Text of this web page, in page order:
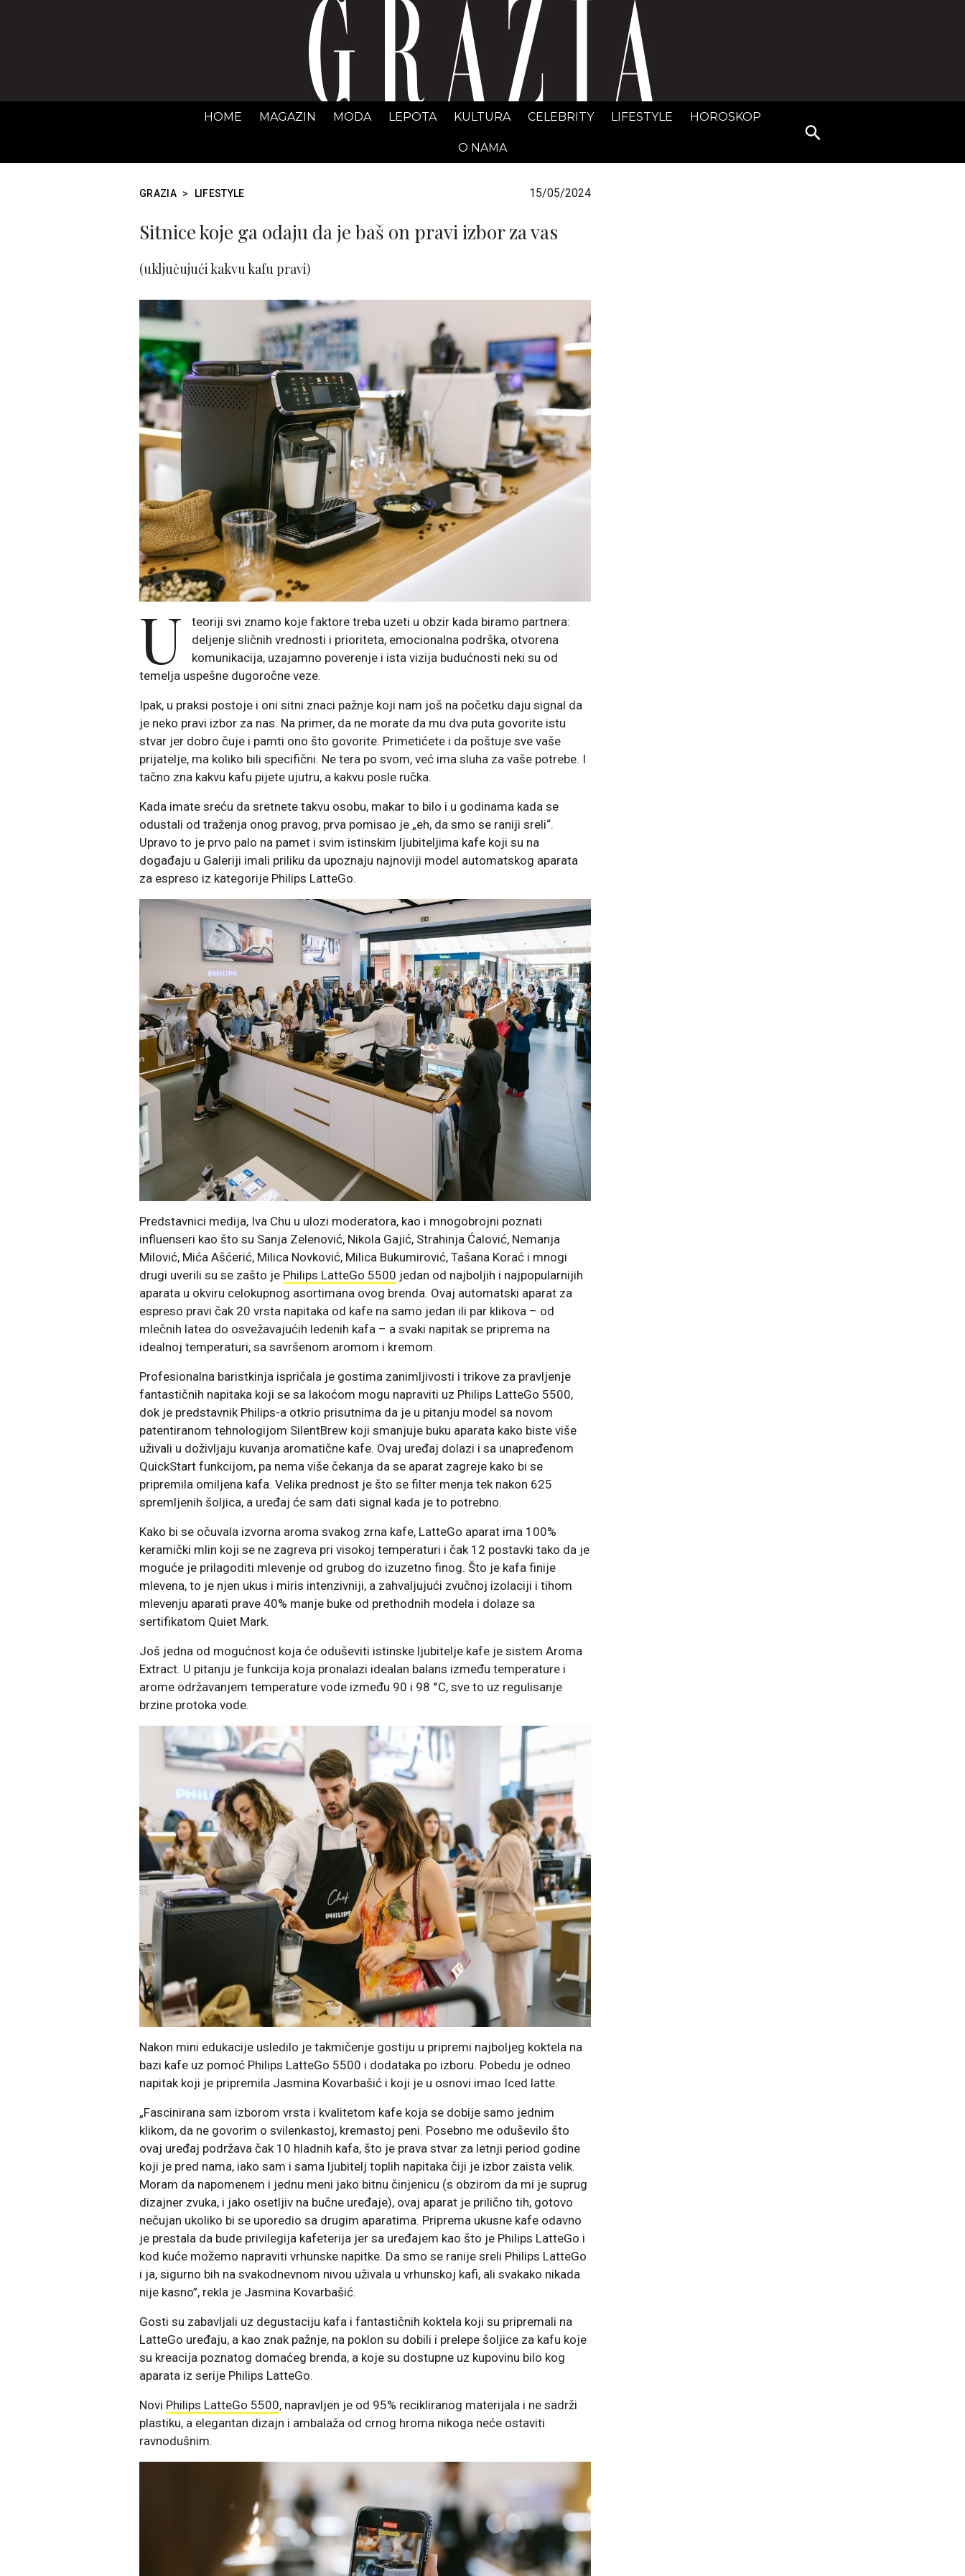
GRAZIA Srbija
HOME MAGAZIN MODA LEPOTA KULTURA CELEBRITY LIFESTYLE HOROSKOP
O NAMA
Search
for:
GRAZIA > LIFESTYLE 15/05/2024
Sitnice koje ga odaju da je baš on pravi izbor za vas
(uključujući kakvu kafu pravi)
U
teoriji svi znamo koje faktore treba uzeti u obzir kada biramo partnera:
deljenje sličnih vrednosti i prioriteta, emocionalna podrška, otvorena
komunikacija, uzajamno poverenje i ista vizija budućnosti neki su od
temelja uspešne dugoročne veze.
Ipak, u praksi postoje i oni sitni znaci pažnje koji nam još na početku daju signal da
je neko pravi izbor za nas. Na primer, da ne morate da mu dva puta govorite istu
stvar jer dobro čuje i pamti ono što govorite. Primetićete i da poštuje sve vaše
prijatelje, ma koliko bili specifični. Ne tera po svom, već ima sluha za vaše potrebe. I
tačno zna kakvu kafu pijete ujutru, a kakvu posle ručka.
Kada imate sreću da sretnete takvu osobu, makar to bilo i u godinama kada se
odustali od traženja onog pravog, prva pomisao je „eh, da smo se raniji sreli“.
Upravo to je prvo palo na pamet i svim istinskim ljubiteljima kafe koji su na
događaju u Galeriji imali priliku da upoznaju najnoviji model automatskog aparata
za espreso iz kategorije Philips LatteGo.
Predstavnici medija, Iva Chu u ulozi moderatora, kao i mnogobrojni poznati
influenseri kao što su Sanja Zelenović, Nikola Gajić, Strahinja Ćalović, Nemanja
Milović, Mića Ašćerić, Milica Novković, Milica Bukumirović, Tašana Korać i mnogi
drugi uverili su se zašto je Philips LatteGo 5500 jedan od najboljih i najpopularnijih
aparata u okviru celokupnog asortimana ovog brenda. Ovaj automatski aparat za
espreso pravi čak 20 vrsta napitaka od kafe na samo jedan ili par klikova – od
mlečnih latea do osvežavajućih ledenih kafa – a svaki napitak se priprema na
idealnoj temperaturi, sa savršenom aromom i kremom.
Profesionalna baristkinja ispričala je gostima zanimljivosti i trikove za pravljenje
fantastičnih napitaka koji se sa lakoćom mogu napraviti uz Philips LatteGo 5500,
dok je predstavnik Philips-a otkrio prisutnima da je u pitanju model sa novom
patentiranom tehnologijom SilentBrew koji smanjuje buku aparata kako biste više
uživali u doživljaju kuvanja aromatične kafe. Ovaj uređaj dolazi i sa unapređenom
QuickStart funkcijom, pa nema više čekanja da se aparat zagreje kako bi se
pripremila omiljena kafa. Velika prednost je što se filter menja tek nakon 625
spremljenih šoljica, a uređaj će sam dati signal kada je to potrebno.
Kako bi se očuvala izvorna aroma svakog zrna kafe, LatteGo aparat ima 100%
keramički mlin koji se ne zagreva pri visokoj temperaturi i čak 12 postavki tako da je
moguće je prilagoditi mlevenje od grubog do izuzetno finog. Što je kafa finije
mlevena, to je njen ukus i miris intenzivniji, a zahvaljujući zvučnoj izolaciji i tihom
mlevenju aparati prave 40% manje buke od prethodnih modela i dolaze sa
sertifikatom Quiet Mark.
Još jedna od mogućnost koja će oduševiti istinske ljubitelje kafe je sistem Aroma
Extract. U pitanju je funkcija koja pronalazi idealan balans između temperature i
arome održavanjem temperature vode između 90 i 98 °C, sve to uz regulisanje
brzine protoka vode.
Nakon mini edukacije usledilo je takmičenje gostiju u pripremi najboljeg koktela na
bazi kafe uz pomoć Philips LatteGo 5500 i dodataka po izboru. Pobedu je odneo
napitak koji je pripremila Jasmina Kovarbašić i koji je u osnovi imao Iced latte.
„Fascinirana sam izborom vrsta i kvalitetom kafe koja se dobije samo jednim
klikom, da ne govorim o svilenkastoj, kremastoj peni. Posebno me oduševilo što
ovaj uređaj podržava čak 10 hladnih kafa, što je prava stvar za letnji period godine
koji je pred nama, iako sam i sama ljubitelj toplih napitaka čiji je izbor zaista velik.
Moram da napomenem i jednu meni jako bitnu činjenicu (s obzirom da mi je suprug
dizajner zvuka, i jako osetljiv na bučne uređaje), ovaj aparat je prilično tih, gotovo
nečujan ukoliko bi se uporedio sa drugim aparatima. Priprema ukusne kafe odavno
je prestala da bude privilegija kafeterija jer sa uređajem kao što je Philips LatteGo i
kod kuće možemo napraviti vrhunske napitke. Da smo se ranije sreli Philips LatteGo
i ja, sigurno bih na svakodnevnom nivou uživala u vrhunskoj kafi, ali svakako nikada
nije kasno”, rekla je Jasmina Kovarbašić.
Gosti su zabavljali uz degustaciju kafa i fantastičnih koktela koji su pripremali na
LatteGo uređaju, a kao znak pažnje, na poklon su dobili i prelepe šoljice za kafu koje
su kreacija poznatog domaćeg brenda, a koje su dostupne uz kupovinu bilo kog
aparata iz serije Philips LatteGo.
Novi Philips LatteGo 5500, napravljen je od 95% recikliranog materijala i ne sadrži
plastiku, a elegantan dizajn i ambalaža od crnog hroma nikoga neće ostaviti
ravnodušnim.